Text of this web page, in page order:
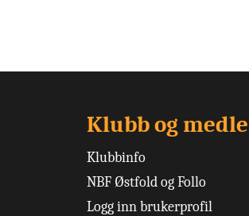
Klubb og
Klubbinfo
NBF Østfold og Follo
Logg inn brukerprofil